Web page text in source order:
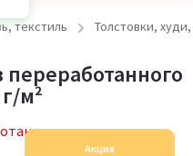
текстиль Толстовки,
м²
Акция